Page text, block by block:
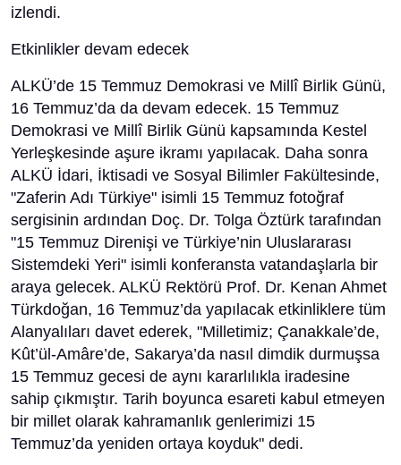
izlendi.
Etkinlikler devam edecek
ALKÜ’de 15 Temmuz Demokrasi ve Millî Birlik Günü,
16 Temmuz’da da devam edecek. 15 Temmuz
Demokrasi ve Millî Birlik Günü kapsamında Kestel
Yerleşkesinde aşure ikramı yapılacak. Daha sonra
ALKÜ İdari, İktisadi ve Sosyal Bilimler Fakültesinde,
"Zaferin Adı Türkiye" isimli 15 Temmuz fotoğraf
sergisinin ardından Doç. Dr. Tolga Öztürk tarafından
"15 Temmuz Direnişi ve Türkiye’nin Uluslararası
Sistemdeki Yeri" isimli konferansta vatandaşlarla bir
araya gelecek. ALKÜ Rektörü Prof. Dr. Kenan Ahmet
Türkdoğan, 16 Temmuz’da yapılacak etkinliklere tüm
Alanyalıları davet ederek, "Milletimiz; Çanakkale’de,
Kût’ül-Amâre’de, Sakarya’da nasıl dimdik durmuşsa
15 Temmuz gecesi de aynı kararlılıkla iradesine
sahip çıkmıştır. Tarih boyunca esareti kabul etmeyen
bir millet olarak kahramanlık genlerimizi 15
Temmuz’da yeniden ortaya koyduk" dedi.